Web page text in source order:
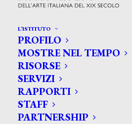
L’ISTITUTO
PROFILO
MOSTRE NEL TEMPO
RISORSE
SERVIZI
RAPPORTI
STAFF
PARTNERSHIP
CERCA TRA GLI ARTISTI:
Search
for: